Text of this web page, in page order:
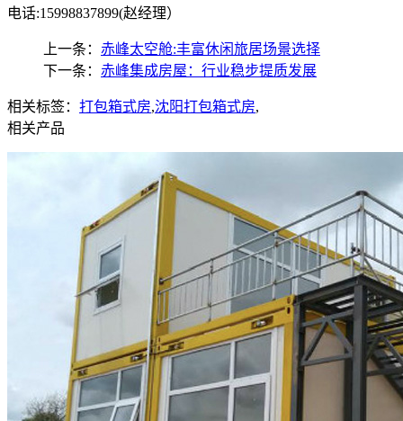
电话:15998837899(赵经理）
上一条： 赤峰太空舱:丰富休闲旅居场景选择
下一条： 赤峰集成房屋：行业稳步提质发展
相关标签： 打包箱式房,沈阳打包箱式房,
相关产品